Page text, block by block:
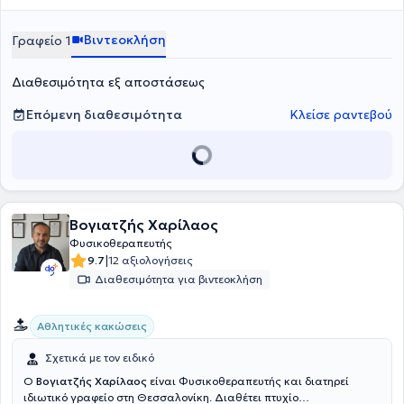
Γραφείο 1 Βιντεοκλήση
Διαθεσιμότητα εξ αποστάσεως
Επόμενη διαθεσιμότητα
Κλείσε ραντεβού
Βογιατζής Χαρίλαος
Φυσικοθεραπευτής
9.7|12 αξιολογήσεις
Διαθεσιμότητα για βιντεοκλήση
Αθλητικές κακώσεις
Σχετικά με τον ειδικό
Ο Βογιατζής Χαρίλαος είναι Φυσικοθεραπευτής και διατηρεί
ιδιωτικό γραφείο στη Θεσσαλονίκη. Διαθέτει πτυχίο